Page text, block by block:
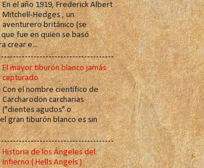
En el año 1919, Frederick Albert
Mitchell-Hedges , un
aventurero británico (se
fue en quien se basó
crear e...
El mayor tiburón blanco jamás
capturado
Con el nombre científico de
Carcharodon carcharias
("dientes agudos" o
gran tiburón blanco es sin
Historia de los Ángeles del
Infierno ( Hells Angels )